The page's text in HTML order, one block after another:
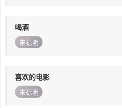
喝酒
未标明
喜欢的电影
未标明